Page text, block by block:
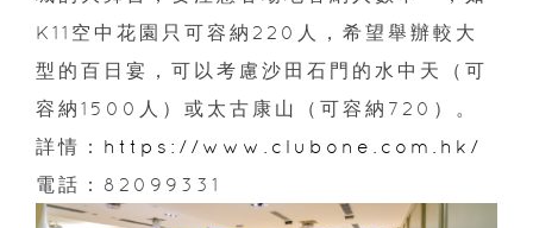
K11空中花園只可容納220人，希望舉辦較大
型的百日宴，可以考慮沙田石門的水中天（可
容納1500人）或太古康山（可容納720）。
詳情： https://www.clubone.com.hk/
電話：82099331